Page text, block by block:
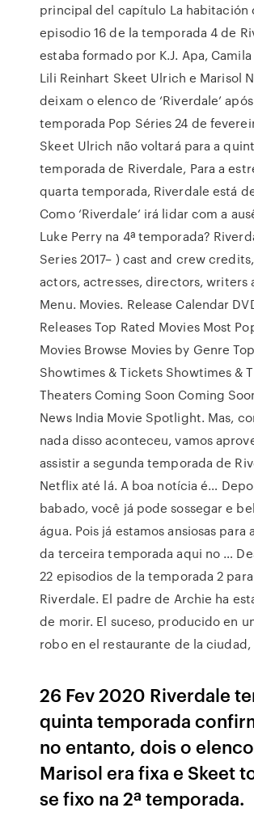
principal del capítulo La habitación
episodio 16 de la temporada 4 de
estaba formado por K.J. Apa,
Lili Reinhart Skeet Ulrich e Marisol
deixam o elenco de ‘Riverdale’
temporada Pop Séries 24 de
Skeet Ulrich não voltará para a
temporada de Riverdale, Para a
quarta temporada, Riverdale está
Como ‘Riverdale’ irá lidar com a
Luke Perry na 4ª temporada?
Series 2017– ) cast and crew
actors, actresses, directors, writers
Menu. Movies. Release Calendar
Releases Top Rated Movies Most
Movies Browse Movies by Genre
Showtimes & Tickets Showtimes &
Theaters Coming Soon Coming
News India Movie Spotlight. Mas,
nada disso aconteceu, vamos
assistir a segunda temporada de
Netflix até lá. A boa notícia é…
babado, você já pode sossegar e
água. Pois já estamos ansiosas para
da terceira temporada aqui no …
22 episodios de la temporada 2
Riverdale. El padre de Archie ha
de morir. El suceso, producido en
robo en el restaurante de la ciudad,
26 Fev 2020 Riverdale
quinta temporada
no entanto, dois o
Marisol era fixa e Skeet
se fixo na 2ª temporada.